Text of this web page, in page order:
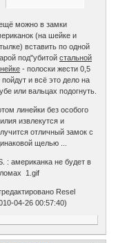
можно в замки
(на шейке и
вставить по одной
под"убитойстальной
- полоски жести 0,5
пойдут и всё это дело на
или вальцах подогнуть.
линейки без особого
извлекутся и
отличный замок с
щелью ...
: американка не будет в
1.gif
Resel
04-26 00:57:40)